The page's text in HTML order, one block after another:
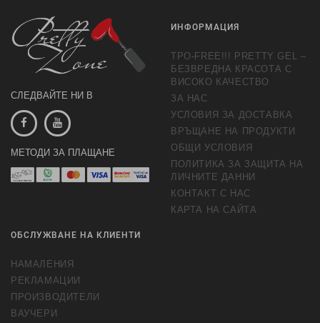
СЛЕДВАЙТЕ НИ В
МЕТОДИ ЗА ПЛАЩАНЕ
ИНФОРМАЦИЯ
TPO-FREE!!! PRETTY GEL –
БЕЗВРЕДНА КРАСОТА С
ВИСОКО КАЧЕСТВО
ЗА НАС
УСЛОВИЯ ЗА ДОСТАВКА
ВРЪЩАНЕ НА ПРОДУКТИ
ОБЩИ УСЛОВИЯ
ПОЛИТИКА ЗА ЗАЩИТА НА
ЛИЧНИТЕ ДАННИ
КОНТАКТ С НАС
КАРТА НА САЙТА
ОБСЛУЖВАНЕ НА КЛИЕНТИ
НАМАЛЕНИЯ
РЕКЛАМАЦИИ
ПРОИЗВОДИТЕЛИ
ВАУЧЕРИ